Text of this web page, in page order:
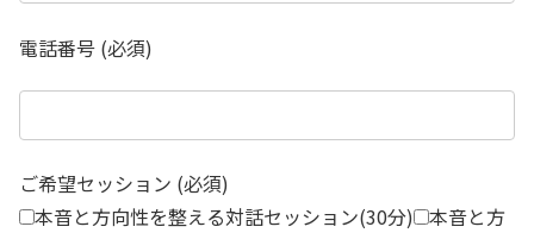
電話番号 (必須)
ご希望セッション (必須)
本音と方向性を整える対話セッション(30分) 本音と方